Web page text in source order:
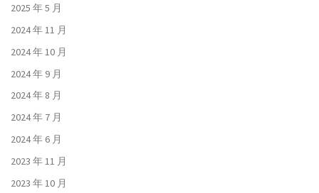
2025 年 5 月
2024 年 11 月
2024 年 10 月
2024 年 9 月
2024 年 8 月
2024 年 7 月
2024 年 6 月
2023 年 11 月
2023 年 10 月